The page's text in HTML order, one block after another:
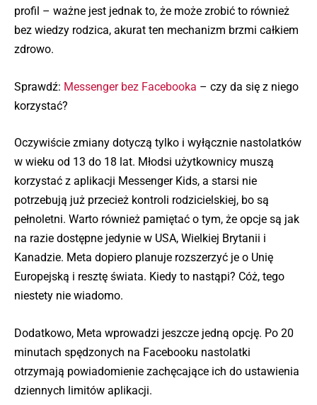
profil – ważne jest jednak to, że może zrobić to również
bez wiedzy rodzica, akurat ten mechanizm brzmi całkiem
zdrowo.
Sprawdź: Messenger bez Facebooka – czy da się z niego
korzystać?
Oczywiście zmiany dotyczą tylko i wyłącznie nastolatków
w wieku od 13 do 18 lat. Młodsi użytkownicy muszą
korzystać z aplikacji Messenger Kids, a starsi nie
potrzebują już przecież kontroli rodzicielskiej, bo są
pełnoletni. Warto również pamiętać o tym, że opcje są jak
na razie dostępne jedynie w USA, Wielkiej Brytanii i
Kanadzie. Meta dopiero planuje rozszerzyć je o Unię
Europejską i resztę świata. Kiedy to nastąpi? Cóż, tego
niestety nie wiadomo.
Dodatkowo, Meta wprowadzi jeszcze jedną opcję. Po 20
minutach spędzonych na Facebooku nastolatki
otrzymają powiadomienie zachęcające ich do ustawienia
dziennych limitów aplikacji.